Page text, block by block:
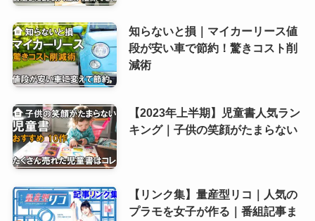
知らないと損｜マイカーリース値
段が安い車で節約！驚きコスト削
減術
【2023年上半期】児童書人気ラン
キング｜子供の笑顔がたまらない
【リンク集】量産型リコ｜人気の
プラモを女子が作る｜番組記事ま